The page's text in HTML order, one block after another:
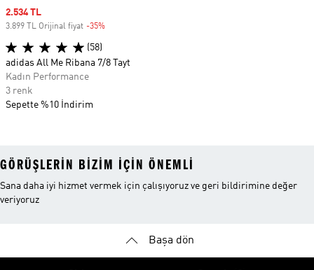
Sale price
2.534 TL
3.899 TL Orijinal fiyat -35%
(58)
adidas All Me Ribana 7/8 Tayt
Kadın Performance
3 renk
Sepette %10 İndirim
GÖRÜŞLERIN BIZIM IÇIN ÖNEMLI
Sana daha iyi hizmet vermek için çalışıyoruz ve geri bildirimine değer
veriyoruz
Başa dön